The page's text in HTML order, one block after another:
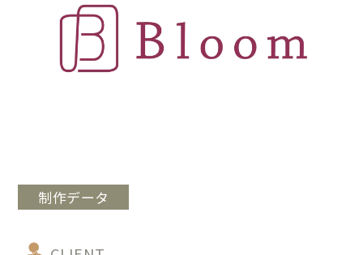
制作データ